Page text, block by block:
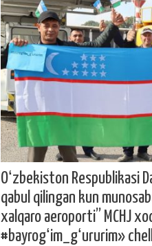
Oʻzbekiston Respublikasi
qabul qilingan kun
xalqaro aeroporti” MCHJ
#bayrogʻim_gʻururim»